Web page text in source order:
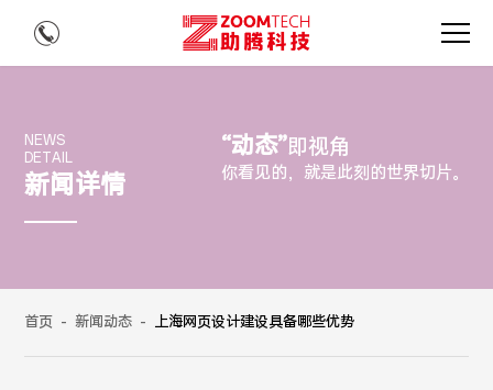
NEWS
DETAIL
新闻详情
“动态”即视角
你看见的，就是此刻的世界切片。
首页 - 新闻动态 - 上海网页设计建设具备哪些优势